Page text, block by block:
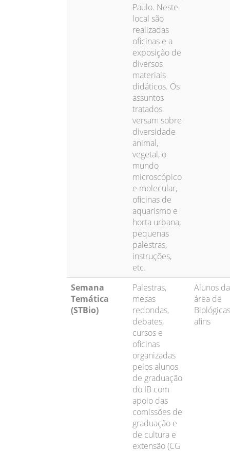
Paulo. Neste
local são
realizadas
oficinas e a
exposição de
diversos
materiais
didáticos. Os
assuntos
tratados
versam sobre
diversidade
animal,
vegetal, o
mundo
microscópico
e molecular,
oficinas de
aquarismo e
horta urbana,
pequenas
palestras,
instruções,
etc.
Semana
Temática
(STBio)
Palestras,
mesas
redondas,
debates,
cursos e
oficinas
organizadas
pelos alunos
de graduação
do IB com
apoio das
comissões de
graduação e
de cultura e
extensão (CG
Alunos da
área de
afins